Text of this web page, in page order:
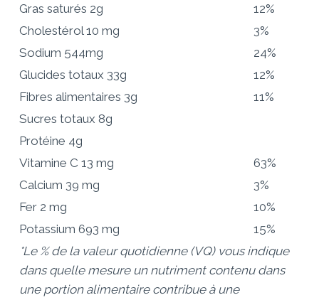
Gras saturés 2g
12%
Cholestérol 10 mg
3%
Sodium 544mg
24%
Glucides totaux 33g
12%
Fibres alimentaires 3g
11%
Sucres totaux 8g
Protéine 4g
Vitamine C 13 mg
63%
Calcium 39 mg
3%
Fer 2 mg
10%
Potassium 693 mg
15%
*Le % de la valeur quotidienne (VQ) vous indique
dans quelle mesure un nutriment contenu dans
une portion alimentaire contribue à une